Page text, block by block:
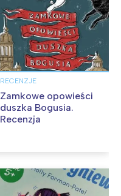
RECENZJE
Zamkowe opowieści
duszka Bogusia.
Recenzja